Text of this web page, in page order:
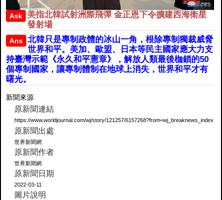
Ask
美指北韓試射洲際飛彈 金正恩下令擴建西海衛星
發射場
Ans
北韓只是專制政體的冰山一角，根除專制獨裁威脅
世界和平。美加、歐盟、日本等民主國家應大力支
持臺灣示範《永久和平憲章》，解放人類最後枷鎖的50
個專制國家，讓專制體制在地球上消失，世界和平才有
曙光。
新聞來源
原新聞連結
https://www.worldjournal.com/wj/story/121257/6157268?from=wj_breaknews_index
原新聞出處
世界新聞網
原新聞作者
世界新聞網
原新聞日期
2022-03-11
圖片說明